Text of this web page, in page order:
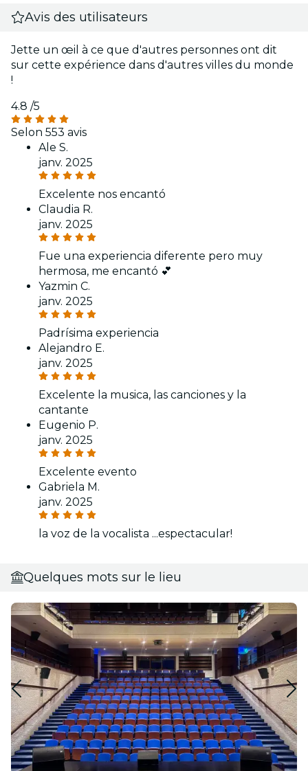
Avis des utilisateurs
Jette un œil à ce que d'autres personnes ont dit
sur cette expérience dans d'autres villes du monde
!
4.8 /5
Selon 553 avis
Ale S.
janv. 2025
Excelente nos encantó
Claudia R.
janv. 2025
Fue una experiencia diferente pero muy
hermosa, me encantó 💕
Yazmin C.
janv. 2025
Padrísima experiencia
Alejandro E.
janv. 2025
Excelente la musica, las canciones y la
cantante
Eugenio P.
janv. 2025
Excelente evento
Gabriela M.
janv. 2025
la voz de la vocalista ...espectacular!
Quelques mots sur le lieu